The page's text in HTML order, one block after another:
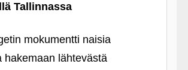
Tallinnassa
mokumentti naisia
hakemaan lähtevästä